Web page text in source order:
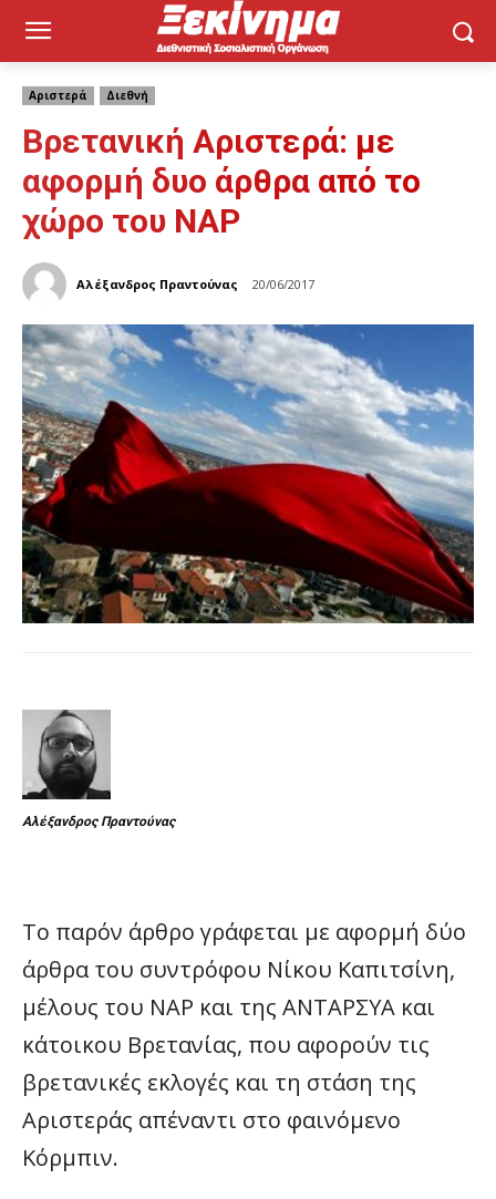
Αριστερά Διεθνή
Βρετανική Αριστερά: με
αφορμή δυο άρθρα από το
χώρο του ΝΑΡ
Αλέξανδρος Πραντούνας 20/06/2017
Αλέξανδρος Πραντούνας
Το παρόν άρθρο γράφεται με αφορμή δύο
άρθρα του συντρόφου Νίκου Καπιτσίνη,
μέλους του ΝΑΡ και της ΑΝΤΑΡΣΥΑ και
κάτοικου Βρετανίας, που αφορούν τις
βρετανικές εκλογές και τη στάση της
Αριστεράς απέναντι στο φαινόμενο
Κόρμπιν.